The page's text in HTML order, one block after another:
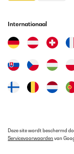
Internationaal
Deze site wordt beschermd
Servicevoorwaarden van